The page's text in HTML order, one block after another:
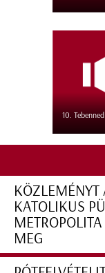
10.
KATOLIKUS
MEG